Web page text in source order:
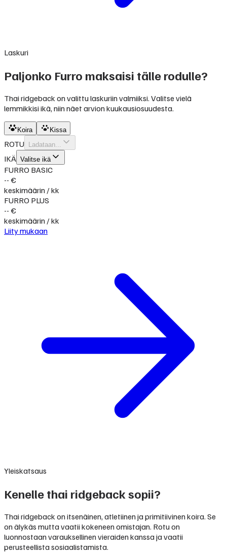
Laskuri
Paljonko Furro maksaisi tälle rodulle?
Thai ridgeback on valittu laskuriin valmiiksi. Valitse vielä
lemmikkisi ikä, niin näet arvion kuukausiosuudesta.
Koira Kissa
ROTU Ladataan...
IKÄ Valitse ikä
FURRO BASIC
-- €
keskimäärin / kk
FURRO PLUS
-- €
keskimäärin / kk
Liity mukaan
Yleiskatsaus
Kenelle thai ridgeback sopii?
Thai ridgeback on itsenäinen, atletiinen ja primitiivinen koira. Se
on älykäs mutta vaatii kokeneen omistajan. Rotu on
luonnostaan varauksellinen vieraiden kanssa ja vaatii
perusteellista sosiaalistamista.